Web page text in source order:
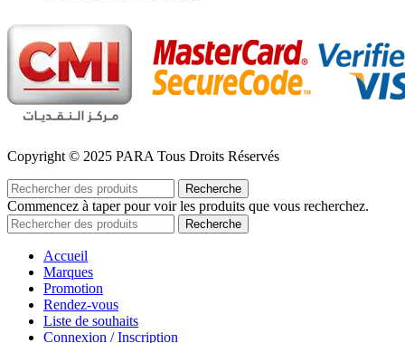
Copyright © 2025 PARA Tous Droits Réservés
Recherche
Commencez à taper pour voir les produits que vous recherchez.
Recherche
Accueil
Marques
Promotion
Rendez-vous
Liste de souhaits
Connexion / Inscription